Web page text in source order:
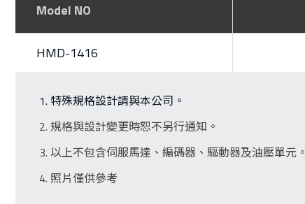
Model NO
HMD-1416
特殊規格設計請與本公司。
規格與設計變更時恕不另行通知。
以上不包含伺服馬達、編碼器、驅動器及油壓單元。
照片僅供參考